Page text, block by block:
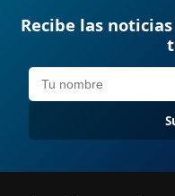
Recibe las